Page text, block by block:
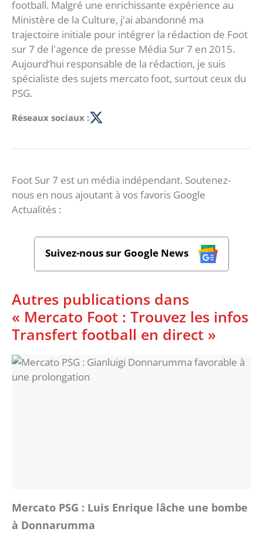
football. Malgré une enrichissante expérience au
Ministère de la Culture, j'ai abandonné ma
trajectoire initiale pour intégrer la rédaction de Foot
sur 7 de l'agence de presse Média Sur 7 en 2015.
Aujourd’hui responsable de la rédaction, je suis
spécialiste des sujets mercato foot, surtout ceux du
PSG.
Réseaux sociaux :
Foot Sur 7 est un média indépendant. Soutenez-
nous en nous ajoutant à vos favoris Google
Actualités :
Suivez-nous sur Google News
Autres publications dans
« Mercato Foot : Trouvez les infos
Transfert football en direct »
Mercato PSG : Luis Enrique lâche une bombe
à Donnarumma